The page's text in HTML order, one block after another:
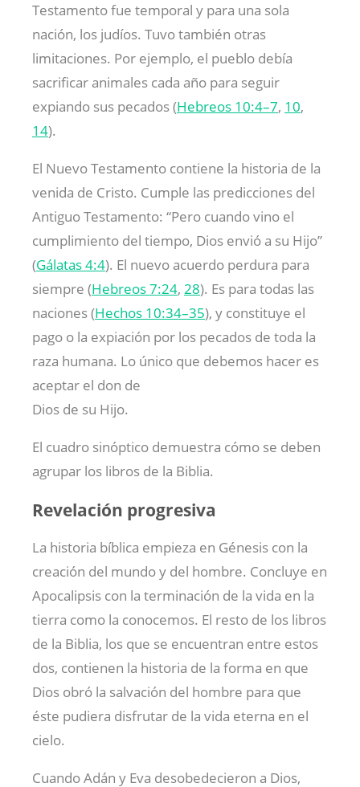
Testamento fue temporal y para una sola
nación, los judíos. Tuvo también otras
limitaciones. Por ejemplo, el pueblo debía
sacrificar animales cada año para seguir
expiando sus pecados (Hebreos 10:4–7, 10,
14).
El Nuevo Testamento contiene la historia de la
venida de Cristo. Cumple las predicciones del
Antiguo Testamento: “Pero cuando vino el
cumplimiento del tiempo, Dios envió a su Hijo”
(Gálatas 4:4). El nuevo acuerdo perdura para
siempre (Hebreos 7:24, 28). Es para todas las
naciones (Hechos 10:34–35), y constituye el
pago o la expiación por los pecados de toda la
raza humana. Lo único que debemos hacer es
aceptar el don de
Dios de su Hijo.
El cuadro sinóptico demuestra cómo se deben
agrupar los libros de la Biblia.
Revelación progresiva
La historia bíblica empieza en Génesis con la
creación del mundo y del hombre. Concluye en
Apocalipsis con la terminación de la vida en la
tierra como la conocemos. El resto de los libros
de la Biblia, los que se encuentran entre estos
dos, contienen la historia de la forma en que
Dios obró la salvación del hombre para que
éste pudiera disfrutar de la vida eterna en el
cielo.
Cuando Adán y Eva desobedecieron a Dios,